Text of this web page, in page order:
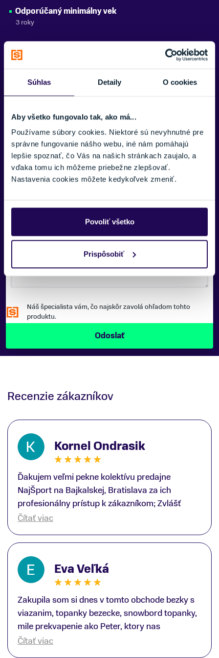
Súhlas Detaily O cookies
Aby všetko fungovalo tak, ako má...
Používame súbory cookies. Niektoré sú nevyhnutné pre
správne fungovanie nášho webu, iné nám pomáhajú
lepšie spoznať, čo Vás na našich stránkach zaujalo, a
vďaka tomu ich môžeme priebežne zlepšovať.
Nastavenia cookies môžete kedykoľvek zmeniť.
Povoliť všetko
Prispôsobiť
Odporúčaný minimálny vek
3 roky
Zobraziť viac
Potrebujete viac informácii? Sme tu
E-MAIL:
SPRÁVA:
Náš špecialista vám, čo najskôr zavolá ohľadom tohto
produktu.
Recenzie zákazníkov
Kornel Ondrasik
Ďakujem veľmi pekne kolektívu predajne
NajŠport na Bajkalskej, Bratislava za ich
profesionálny prístup k zákazníkom; Zvlášť
ďakujem špecialistovi Martinovi Gunišovi za
lyžiarskej obuvi, ako aj prilby.. všetko značka
Atomic; Pán Martin Guniš mi svojou
odbornosťou otvoril nové obzory a dozvedel
som sa, vďaka jeho profesionálnemu prístupu k
zákazníkovi, up-to-date informácie o nových
trendoch v lyžiarských technológiách; Z
predajne NajŠport som odchádzal s nakúpom
nového lyžiarského vybavenia nielen ako veľmi
spokojný zákazník, ale aj s rešpektom, že
Čítať viac
Eva Veľká
Zakupila som si dnes v tomto obchode bezky s
viazanim, topanky bezecke, snowbord topanky,
mile prekvapenie ako Peter, ktory nas
obsluhoval mal prehlad, poradil nam super. Za
Čítať viac